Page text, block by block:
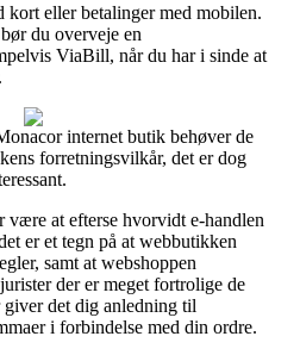
kort eller betalinger med mobilen.
du overveje en
ViaBill, når du har i sinde at
internet butik behøver de
forretningsvilkår, det er dog
være at efterse hvorvidt e-handlen
er et tegn på at webbutikken
samt at webshoppen
der er meget fortrolige de
det dig anledning til
i forbindelse med din ordre.